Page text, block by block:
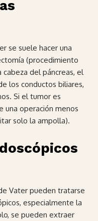
se suele hacer una
(procedimiento
del páncreas, el
los conductos biliares,
Si el tumor es
una operación menos
solo la ampolla).
Vater pueden tratarse
especialmente la
se pueden extraer